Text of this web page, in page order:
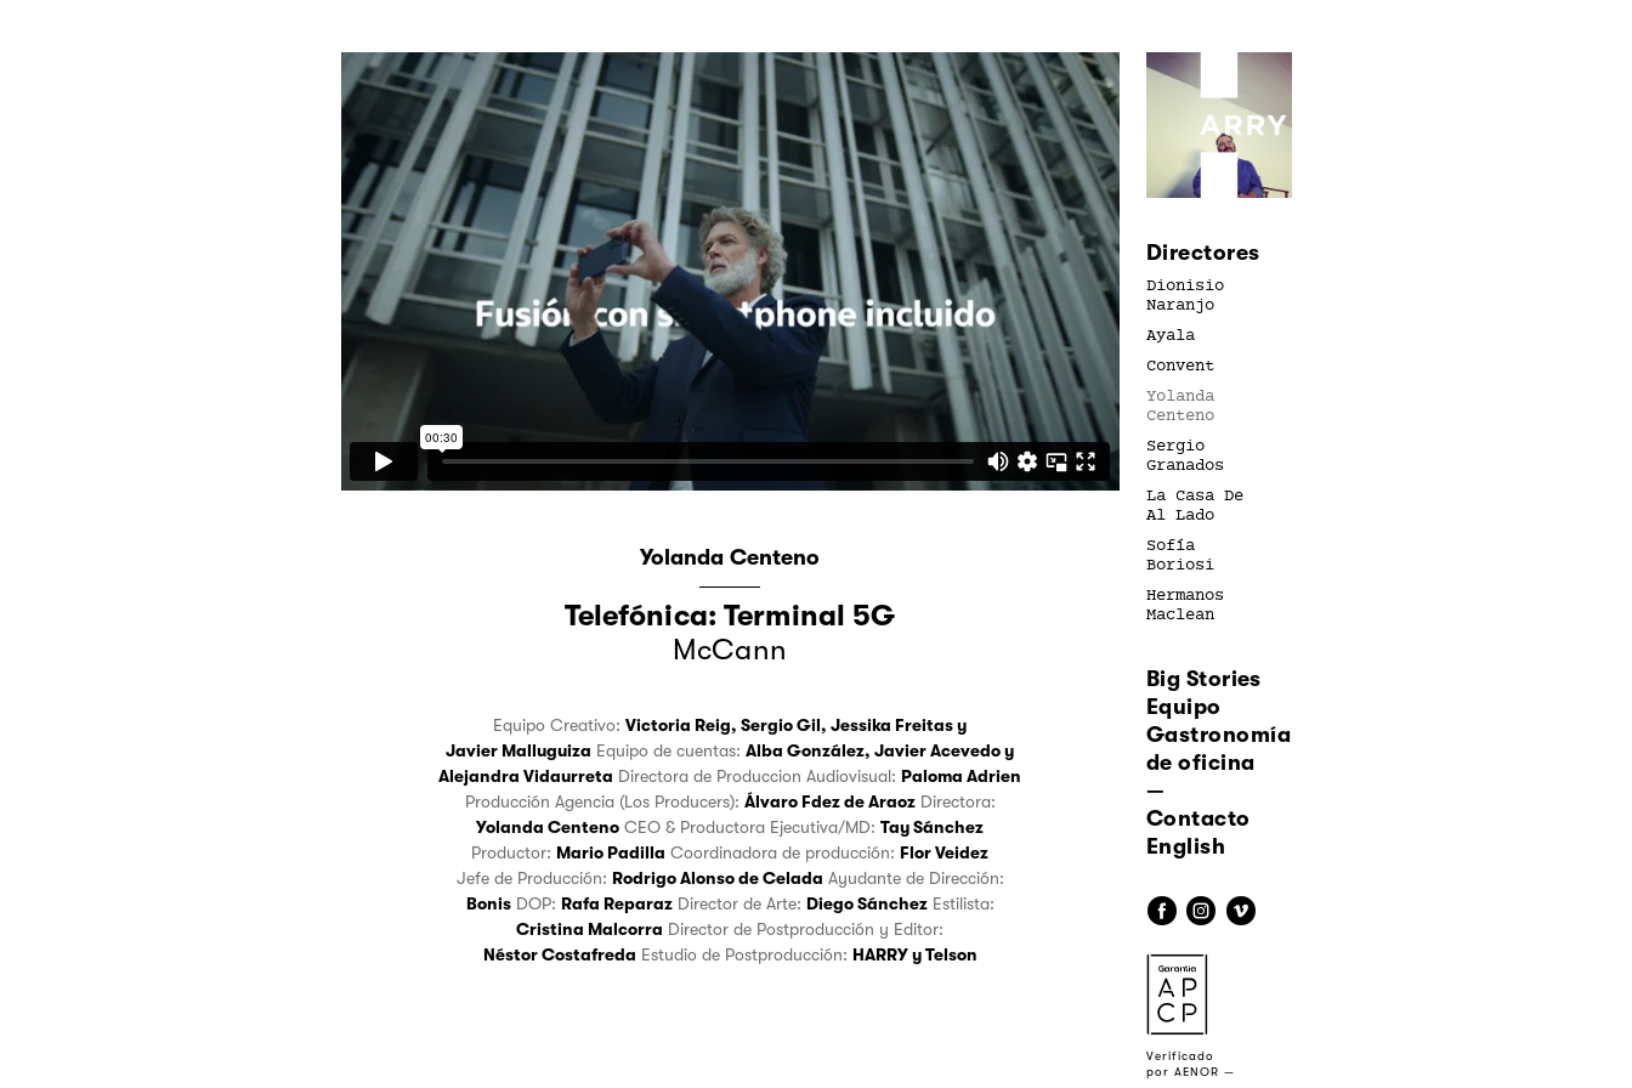
Directores
Dionisio
Naranjo
Ayala
Convent
Yolanda
Centeno
Sergio
Granados
La Casa De
Al Lado
Sofía
Boriosi
Hermanos
Maclean
Big Stories
Equipo
Gastronomía
de oficina
—
Contacto
English
f i v
a
Verificado
por AENOR —
Yolanda Centeno
Telefónica: Terminal 5G
McCann
Equipo Creativo: Victoria Reig, Sergio Gil, Jessika Freitasy
Javier Malluguiza
Equipo de cuentas: Alba González, Javier Acevedoy
Alejandra Vidaurreta
Directora de Produccion Audiovisual: Paloma Adrien
Producción Agencia (Los Producers): Álvaro Fdez de Araoz
Directora:
Yolanda Centeno
CEO & Productora Ejecutiva/MD: Tay Sánchez
Productor: Mario Padilla Coordinadora de producción: Flor Veidez
Jefe de Producción: Rodrigo Alonso de Celada
Ayudante de Dirección:
Bonis
DOP: Rafa Reparaz Director de Arte: Diego Sánchez
Estilista:
Cristina Malcorra
Director de Postproducción y Editor:
Néstor Costafreda
Estudio de Postproducción: HARRYyTelson